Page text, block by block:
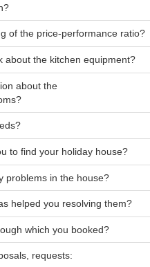
of the price-performance ratio?
about the kitchen equipment?
about the
to find your holiday house?
problems in the house?
helped you resolving them?
which you booked?
requests: